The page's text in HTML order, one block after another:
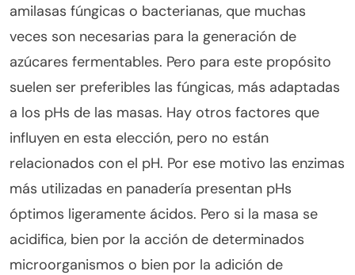
amilasas fúngicas o bacterianas, que muchas
veces son necesarias para la generación de
azúcares fermentables. Pero para este propósito
suelen ser preferibles las fúngicas, más adaptadas
a los pHs de las masas. Hay otros factores que
influyen en esta elección, pero no están
relacionados con el pH. Por ese motivo las enzimas
más utilizadas en panadería presentan pHs
óptimos ligeramente ácidos. Pero si la masa se
acidifica, bien por la acción de determinados
microorganismos o bien por la adición de